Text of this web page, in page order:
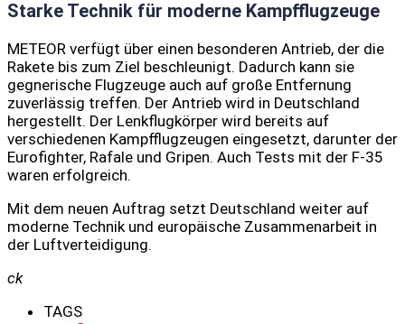
Starke Technik für moderne Kampfflugzeuge
METEOR verfügt über einen besonderen Antrieb, der die
Rakete bis zum Ziel beschleunigt. Dadurch kann sie
gegnerische Flugzeuge auch auf große Entfernung
zuverlässig treffen. Der Antrieb wird in Deutschland
hergestellt. Der Lenkflugkörper wird bereits auf
verschiedenen Kampfflugzeugen eingesetzt, darunter der
Eurofighter, Rafale und Gripen. Auch Tests mit der F-35
waren erfolgreich.
Mit dem neuen Auftrag setzt Deutschland weiter auf
moderne Technik und europäische Zusammenarbeit in
der Luftverteidigung.
ck
TAGS